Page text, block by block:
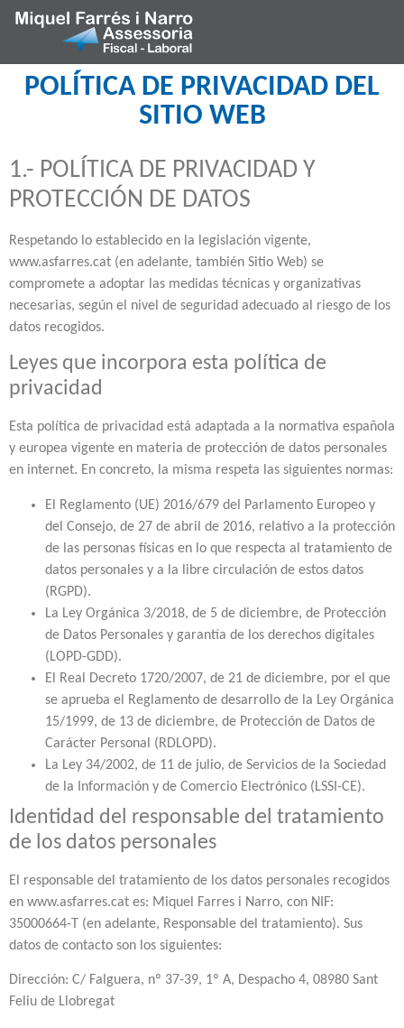
POLÍTICA DE PRIVACIDAD DEL
SITIO WEB
1.- POLÍTICA DE PRIVACIDAD Y
PROTECCIÓN DE DATOS
Respetando lo establecido en la legislación vigente,
www.asfarres.cat (en adelante, también Sitio Web) se
compromete a adoptar las medidas técnicas y organizativas
necesarias, según el nivel de seguridad adecuado al riesgo de los
datos recogidos.
Leyes que incorpora esta política de
privacidad
Esta política de privacidad está adaptada a la normativa española
y europea vigente en materia de protección de datos personales
en internet. En concreto, la misma respeta las siguientes normas:
El Reglamento (UE) 2016/679 del Parlamento Europeo y
del Consejo, de 27 de abril de 2016, relativo a la protección
de las personas físicas en lo que respecta al tratamiento de
datos personales y a la libre circulación de estos datos
(RGPD).
La Ley Orgánica 3/2018, de 5 de diciembre, de Protección
de Datos Personales y garantía de los derechos digitales
(LOPD-GDD).
El Real Decreto 1720/2007, de 21 de diciembre, por el que
se aprueba el Reglamento de desarrollo de la Ley Orgánica
15/1999, de 13 de diciembre, de Protección de Datos de
Carácter Personal (RDLOPD).
La Ley 34/2002, de 11 de julio, de Servicios de la Sociedad
de la Información y de Comercio Electrónico (LSSI-CE).
Identidad del responsable del tratamiento
de los datos personales
El responsable del tratamiento de los datos personales recogidos
en www.asfarres.cat es: Miquel Farres i Narro, con NIF:
35000664-T (en adelante, Responsable del tratamiento). Sus
datos de contacto son los siguientes:
Dirección: C/ Falguera, nº 37-39, 1º A, Despacho 4, 08980 Sant
Feliu de Llobregat